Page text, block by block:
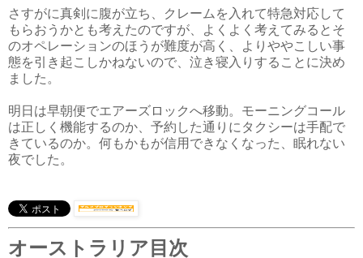
さすがに真剣に腹が立ち、クレームを入れて特急対応して
もらおうかとも考えたのですが、よくよく考えてみるとそ
のオペレーションのほうが難度が高く、よりややこしい事
態を引き起こしかねないので、泣き寝入りすることに決め
ました。
明日は早朝便でエアーズロックへ移動。モーニングコール
は正しく機能するのか、予約した通りにタクシーは手配で
きているのか。何もかもが信用できなくなった、眠れない
夜でした。
オーストラリア目次